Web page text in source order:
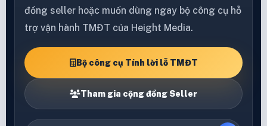
đồng seller hoặc muốn dùng ngay bộ công cụ hỗ
trợ vận hành TMĐT của Height Media.
Bộ công cụ Tính lời lỗ TMĐT
Tham gia cộng đồng Seller